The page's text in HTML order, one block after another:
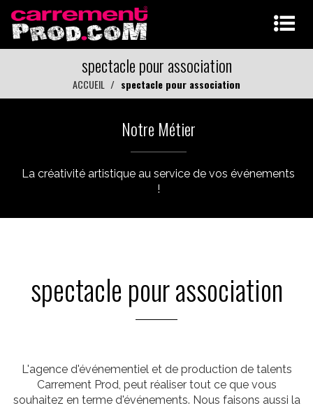
spectacle pour association
ACCUEIL spectacle pour association
Notre Métier
La créativité artistique au service de vos événements
!
spectacle pour association
L'agence d'événementiel et de production de talents
Carrement Prod, peut réaliser tout ce que vous
souhaitez en terme d'événements. Nous faisons aussi la